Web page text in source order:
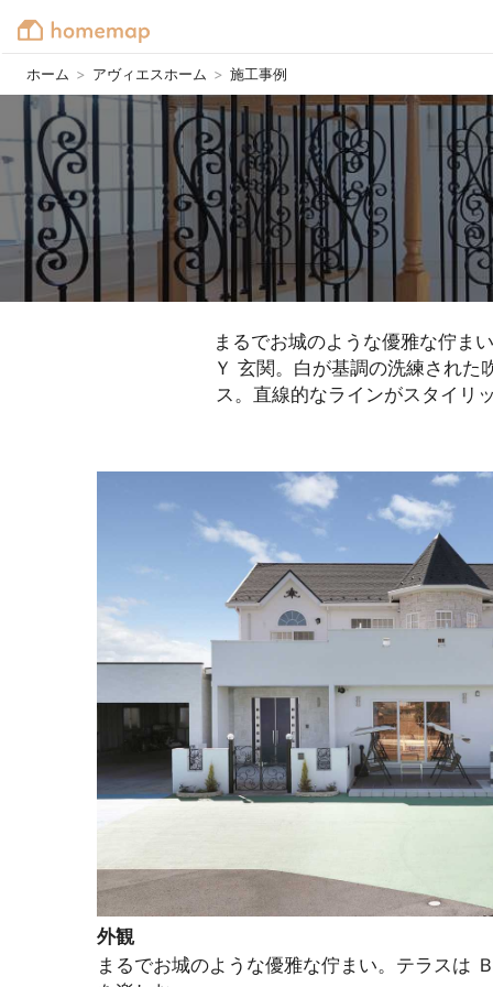
ホーム > アヴィエスホーム > 施工事例
まるでお城のような優雅な佇ま
Ｙ 玄関。白が基調の洗練され
ス。直線的なラインがスタイリ
外観
まるでお城のような優雅な佇まい。テラスは